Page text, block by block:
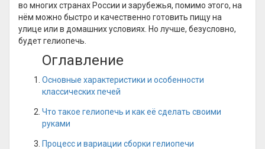
во многих странах России и зарубежья, помимо этого, на
нём можно быстро и качественно готовить пищу на
улице или в домашних условиях. Но лучше, безусловно,
будет гелиопечь.
Оглавление
Основные характеристики и особенности
классических печей
Что такое гелиопечь и как её сделать своими
руками
Процесс и вариации сборки гелиопечи